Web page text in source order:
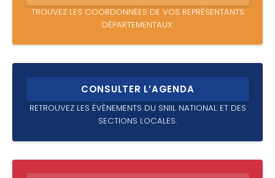
TROUVEZ LES COORDONNÉES DE VOS REPRÉSENTANTS
DÉPARTEMENTAUX.
CONSULTER L’AGENDA
RETROUVEZ LES ÉVÈNEMENTS DU SNIIL NATIONAL ET DES
SECTIONS LOCALES.